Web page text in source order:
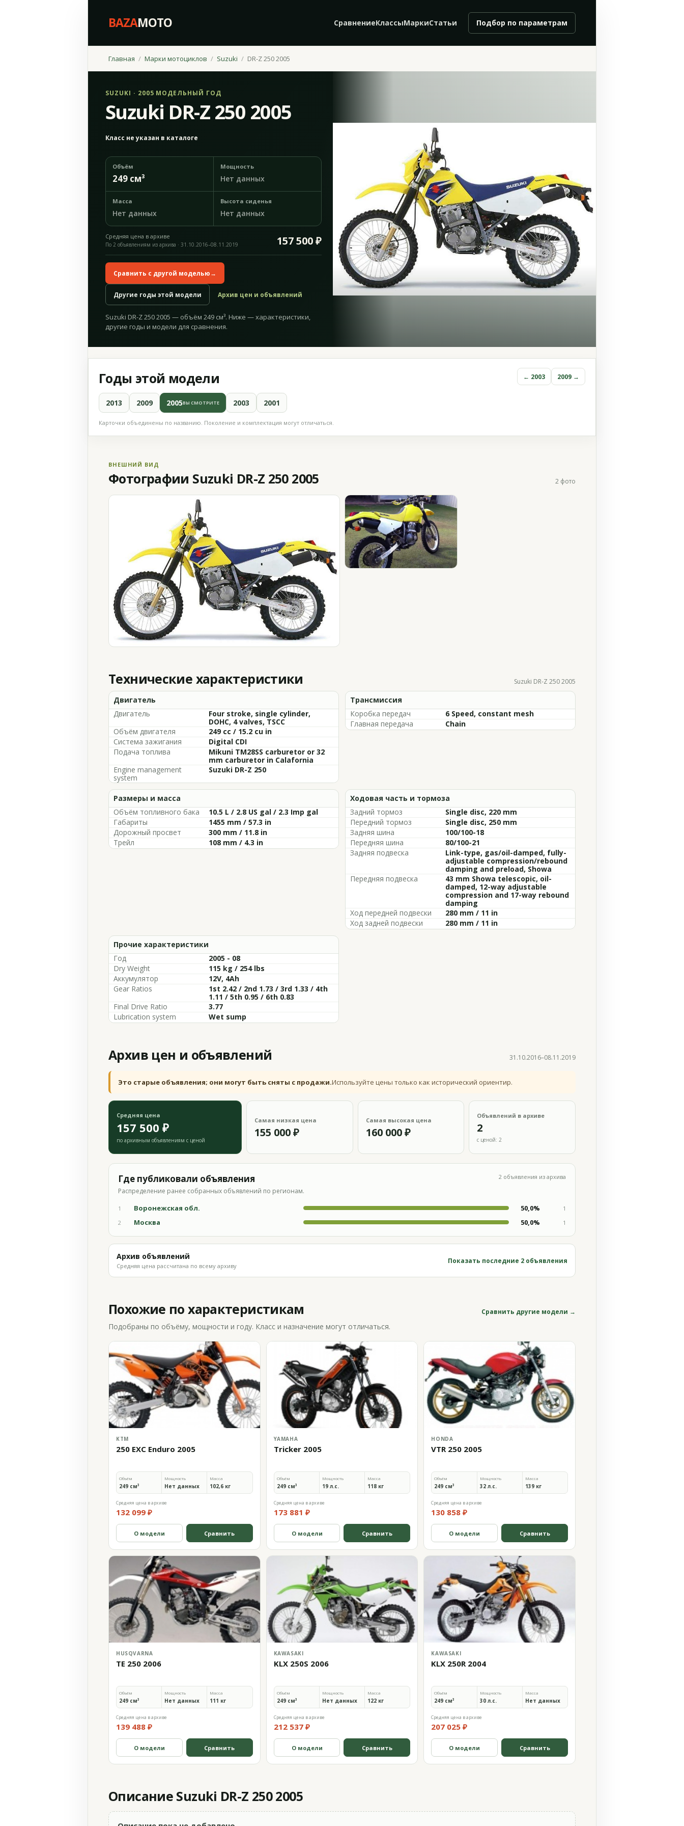
BAZAMOTO СравнениеКлассыМаркиСтатьи Подбор по параметрам
Главная Марки мотоциклов Suzuki DR-Z 250 2005
SUZUKI · 2005 МОДЕЛЬНЫЙ ГОД
Suzuki DR-Z 250 2005
Класс не указан в каталоге
Объём
249 см³
Мощность
Нет данных
Масса
Нет данных
Высота сиденья
Нет данных
Средняя цена в архиве 157 500 ₽
По 2 объявлениям из архива · 31.10.2016–08.11.2019
Сравнить с другой моделью→
Другие годы этой модели Архив цен и объявлений
Suzuki DR-Z 250 2005 — объём 249 см³. Ниже — характеристики,
другие годы и модели для сравнения.
Годы этой модели ← 2003 2009 →
2013 2009 2005ВЫ СМОТРИТЕ 2003 2001
Карточки объединены по названию. Поколение и комплектация могут отличаться.
ВНЕШНИЙ ВИД
Фотографии Suzuki DR-Z 250 2005 2 фото
Технические характеристики Suzuki DR-Z 250 2005
Двигатель
Двигатель
Four stroke, single cylinder,
DOHC, 4 valves, TSCC
Объём двигателя
249 cc / 15.2 cu in
Система зажигания
Digital CDI
Подача топлива
Mikuni TM28SS carburetor or 32
mm carburetor in Calafornia
Engine management
system
Suzuki DR-Z 250
Трансмиссия
Коробка передач
6 Speed, constant mesh
Главная передача
Chain
Размеры и масса
Объём топливного бака
10.5 L / 2.8 US gal / 2.3 Imp gal
Габариты
1455 mm / 57.3 in
Дорожный просвет
300 mm / 11.8 in
Трейл
108 mm / 4.3 in
Ходовая часть и тормоза
Задний тормоз
Single disc, 220 mm
Передний тормоз
Single disc, 250 mm
Задняя шина
100/100-18
Передняя шина
80/100-21
Задняя подвеска
Link-type, gas/oil-damped, fully-
adjustable compression/rebound
damping and preload, Showa
Передняя подвеска
43 mm Showa telescopic, oil-
damped, 12-way adjustable
compression and 17-way rebound
damping
Ход передней подвески
280 mm / 11 in
Ход задней подвески
280 mm / 11 in
Прочие характеристики
Год
2005 - 08
Dry Weight
115 kg / 254 lbs
Аккумулятор
12V, 4Ah
Gear Ratios
1st 2.42 / 2nd 1.73 / 3rd 1.33 / 4th
1.11 / 5th 0.95 / 6th 0.83
Final Drive Ratio
3.77
Lubrication system
Wet sump
Архив цен и объявлений 31.10.2016–08.11.2019
Это старые объявления; они могут быть сняты с продажи.Используйте цены только как исторический ориентир.
Средняя цена
157 500 ₽
по архивным объявлениям с ценой
Самая низкая цена
155 000 ₽
Самая высокая цена
160 000 ₽
Объявлений в архиве
2
с ценой: 2
Где публиковали объявления
Распределение ранее собранных объявлений по регионам.
2 объявления из архива
1 Воронежская обл. 50,0%
1
2
Москва 50,0% 1
Архив объявлений
Средняя цена рассчитана по всему архиву
Показать последние 2 объявления
Похожие по характеристикам Сравнить другие модели →
Подобраны по объёму, мощности и году. Класс и назначение могут отличаться.
KTM
250 EXC Enduro 2005
Объём
249 см³
Мощность
Нет данных
Масса
102,6 кг
Средняя цена в архиве
132 099 ₽
О модели Сравнить
YAMAHA
Tricker 2005
Объём
249 см³
Мощность
19 л.с.
Масса
118 кг
Средняя цена в архиве
173 881 ₽
О модели Сравнить
HONDA
VTR 250 2005
Объём
249 см³
Мощность
32 л.с.
Масса
139 кг
Средняя цена в архиве
130 858 ₽
О модели Сравнить
HUSQVARNA
TE 250 2006
Объём
249 см³
Мощность
Нет данных
Масса
111 кг
Средняя цена в архиве
139 488 ₽
О модели Сравнить
KAWASAKI
KLX 250S 2006
Объём
249 см³
Мощность
Нет данных
Масса
122 кг
Средняя цена в архиве
212 537 ₽
О модели Сравнить
KAWASAKI
KLX 250R 2004
Объём
249 см³
Мощность
30 л.с.
Масса
Нет данных
Средняя цена в архиве
207 025 ₽
О модели Сравнить
Описание Suzuki DR-Z 250 2005